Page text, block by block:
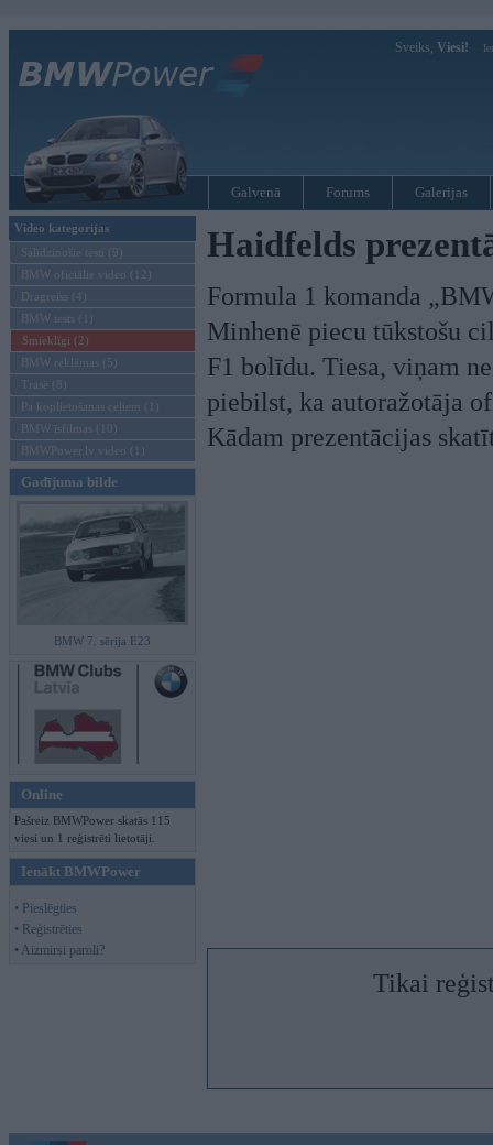
Sveiks, Viesi!
Galvenā Forums Galerijas
Video kategorijas
Salīdzinošie testi (9)
BMW oficiālie video (12)
Dragreiss (4)
BMW tests (1)
Smieklīgi (2)
BMW reklāmas (5)
Trasē (8)
Pa koplietošanas ceļiem (1)
BMW īsfilmas (10)
BMWPower.lv video (1)
Gadījuma bilde
BMW 7. sērija E23
Online
Pašreiz BMWPower skatās 115
viesi un 1 reģistrēti lietotāji.
Ienākt BMWPower
• Pieslēgties
• Reģistrēties
• Aizmirsi paroli?
Haidfelds
Formula 1 komanda
Minhenē piecu tūkstošu
F1 bolīdu. Tiesa, viņam
piebilst, ka autoražotāja
Kādam prezentācijas
Tikai